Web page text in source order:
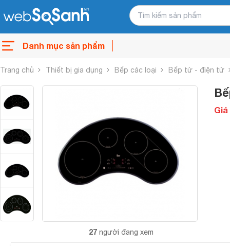
Danh mục sản phẩm
Trang chủ Thiết bị gia dụng Bếp các loại Bếp từ - điện từ
27 người đang xem
Giá